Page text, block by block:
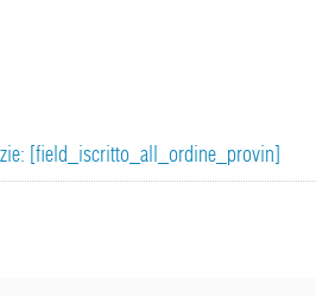
[field_iscritto_all_ordine_provin]